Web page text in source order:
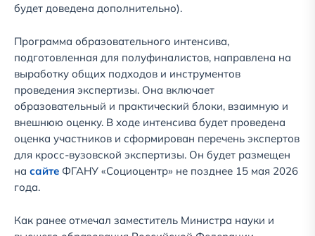
будет доведена дополнительно).
Программа образовательного интенсива,
подготовленная для полуфиналистов, направлена на
выработку общих подходов и инструментов
проведения экспертизы. Она включает
образовательный и практический блоки, взаимную и
внешнюю оценку. В ходе интенсива будет проведена
оценка участников и сформирован перечень экспертов
для кросс-вузовской экспертизы. Он будет размещен
на сайте ФГАНУ «Социоцентр» не позднее 15 мая 2026
года.
Как ранее отмечал заместитель Министра науки и